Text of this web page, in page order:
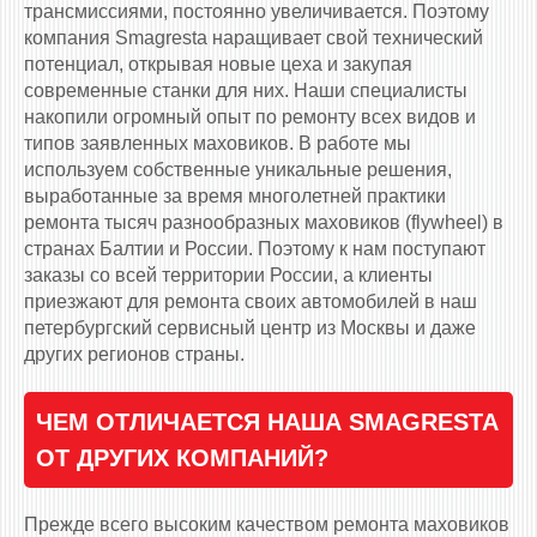
трансмиссиями, постоянно увеличивается. Поэтому
компания Smagresta наращивает свой технический
потенциал, открывая новые цеха и закупая
современные станки для них. Наши специалисты
накопили огромный опыт по ремонту всех видов и
типов заявленных маховиков. В работе мы
используем собственные уникальные решения,
выработанные за время многолетней практики
ремонта тысяч разнообразных маховиков (flywheel) в
странах Балтии и России. Поэтому к нам поступают
заказы со всей территории России, а клиенты
приезжают для ремонта своих автомобилей в наш
петербургский сервисный центр из Москвы и даже
других регионов страны.
ЧЕМ ОТЛИЧАЕТСЯ НАША SMAGRESTA
ОТ ДРУГИХ КОМПАНИЙ?
Прежде всего высоким качеством ремонта маховиков